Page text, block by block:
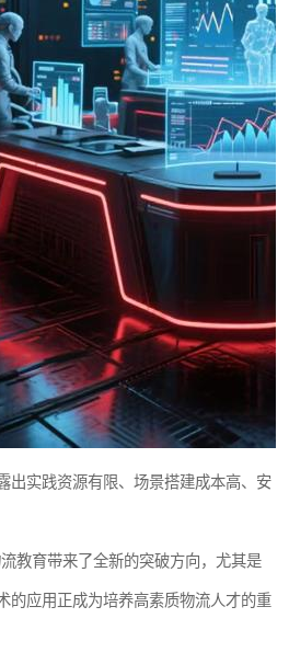
出实践资源有限、场景搭建成本高、安
教育带来了全新的突破方向，尤其是
的应用正成为培养高素质物流人才的重